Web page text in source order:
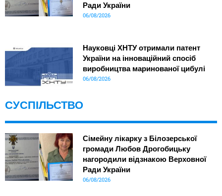
Ради України
06/08/2026
Науковці ХНТУ отримали патент
України на інноваційний спосіб
виробництва маринованої цибулі
06/08/2026
СУСПІЛЬСТВО
Сімейну лікарку з Білозерської
громади Любов Дрогобицьку
нагородили відзнакою Верховної
Ради України
06/08/2026